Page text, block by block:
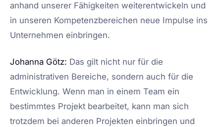
anhand unserer Fähigkeiten weiterentwickeln und
in unseren Kompetenzbereichen neue Impulse ins
Unternehmen einbringen.
Johanna Götz: Das gilt nicht nur für die
administrativen Bereiche, sondern auch für die
Entwicklung. Wenn man in einem Team ein
bestimmtes Projekt bearbeitet, kann man sich
trotzdem bei anderen Projekten einbringen und